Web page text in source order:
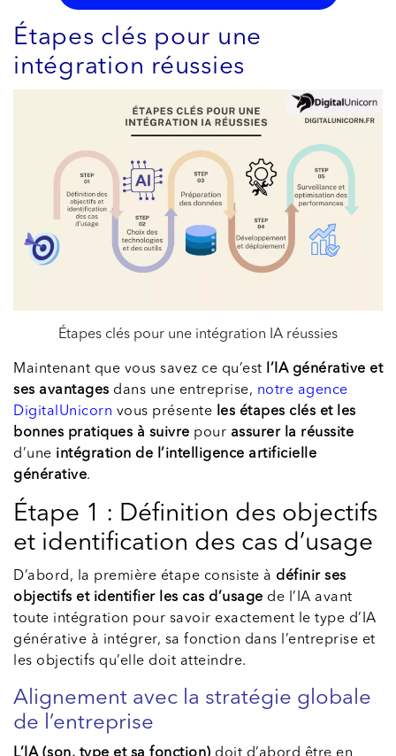
Étapes clés pour une
intégration réussies
Étapes clés pour une intégration IA réussies
Maintenant que vous savez ce qu’est l’IA générative et
ses avantages dans une entreprise, notre agence
DigitalUnicorn vous présente les étapes clés et les
bonnes pratiques à suivre pour assurer la réussite
d’une intégration de l’intelligence artificielle
générative.
Étape 1 : Définition des objectifs
et identification des cas d’usage
D’abord, la première étape consiste à définir ses
objectifs et identifier les cas d’usage de l’IA avant
toute intégration pour savoir exactement le type d’IA
générative à intégrer, sa fonction dans l’entreprise et
les objectifs qu’elle doit atteindre.
Alignement avec la stratégie globale
de l’entreprise